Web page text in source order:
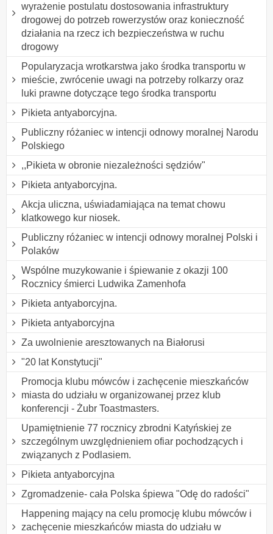
wyrażenie postulatu dostosowania infrastruktury
drogowej do potrzeb rowerzystów oraz konieczność
działania na rzecz ich bezpieczeństwa w ruchu
drogowy
Popularyzacja wrotkarstwa jako środka transportu w
mieście, zwrócenie uwagi na potrzeby rolkarzy oraz
luki prawne dotyczące tego środka transportu
Pikieta antyaborcyjna.
Publiczny różaniec w intencji odnowy moralnej Narodu
Polskiego
,,Pikieta w obronie niezależności sędziów"
Pikieta antyaborcyjna.
Akcja uliczna, uświadamiająca na temat chowu
klatkowego kur niosek.
Publiczny różaniec w intencji odnowy moralnej Polski i
Polaków
Wspólne muzykowanie i śpiewanie z okazji 100
Rocznicy śmierci Ludwika Zamenhofa
Pikieta antyaborcyjna.
Pikieta antyaborcyjna
Za uwolnienie aresztowanych na Białorusi
"20 lat Konstytucji"
Promocja klubu mówców i zachęcenie mieszkańców
miasta do udziału w organizowanej przez klub
konferencji - Żubr Toastmasters.
Upamiętnienie 77 rocznicy zbrodni Katyńskiej ze
szczególnym uwzględnieniem ofiar pochodzących i
związanych z Podlasiem.
Pikieta antyaborcyjna
Zgromadzenie- cała Polska śpiewa "Odę do radości"
Happening mający na celu promocję klubu mówców i
zachęcenie mieszkańców miasta do udziału w